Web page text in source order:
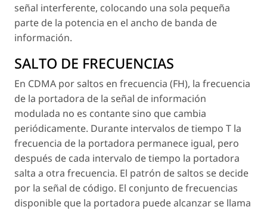
señal interferente, colocando una sola pequeña
parte de la potencia en el ancho de banda de
información.
SALTO DE FRECUENCIAS
En CDMA por saltos en frecuencia (FH), la frecuencia
de la portadora de la señal de información
modulada no es contante sino que cambia
periódicamente. Durante intervalos de tiempo T la
frecuencia de la portadora permanece igual, pero
después de cada intervalo de tiempo la portadora
salta a otra frecuencia. El patrón de saltos se decide
por la señal de código. El conjunto de frecuencias
disponible que la portadora puede alcanzar se llama